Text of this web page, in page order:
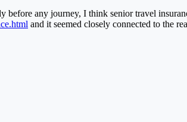
before any journey, I think senior travel
and it seemed closely connected to the